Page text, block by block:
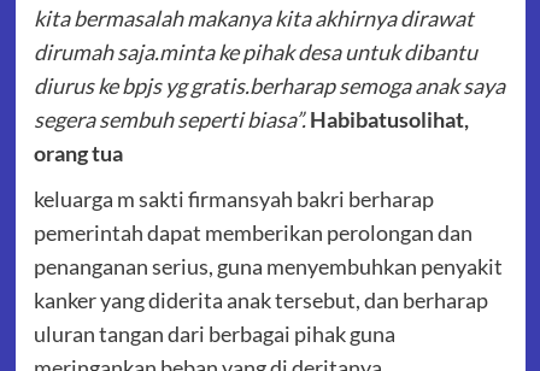
kita bermasalah makanya kita akhirnya dirawat
dirumah saja.minta ke pihak desa untuk dibantu
diurus ke bpjs yg gratis.berharap semoga anak saya
segera sembuh seperti biasa”.Habibatusolihat,
orang tua
keluarga m sakti firmansyah bakri berharap
pemerintah dapat memberikan perolongan dan
penanganan serius, guna menyembuhkan penyakit
kanker yang diderita anak tersebut, dan berharap
uluran tangan dari berbagai pihak guna